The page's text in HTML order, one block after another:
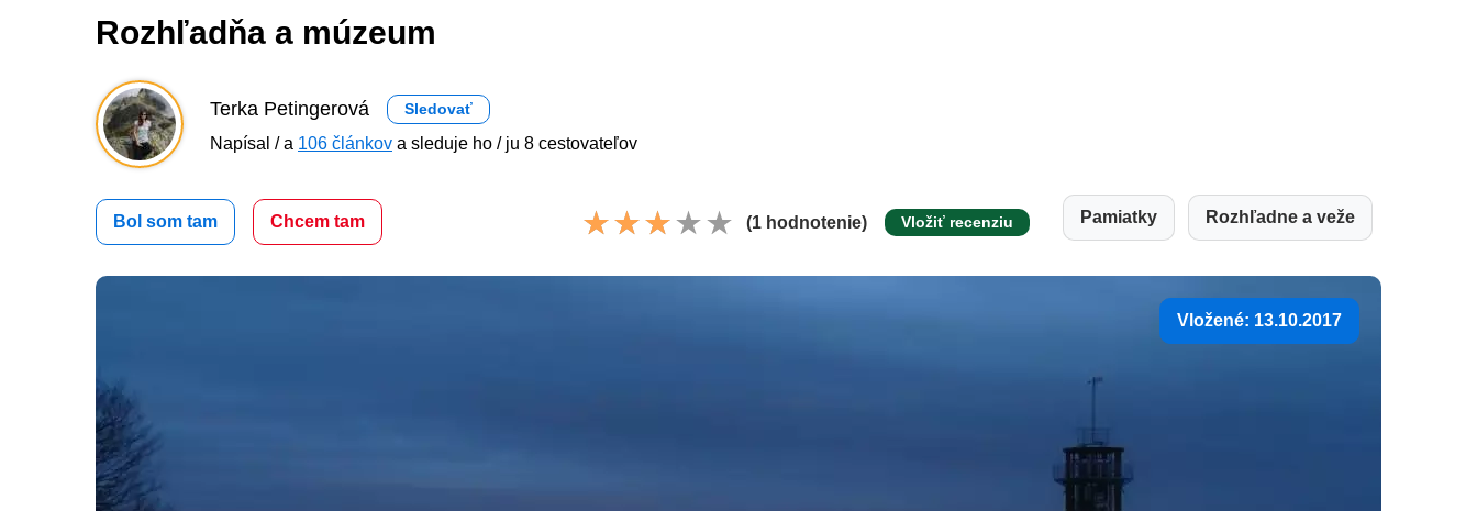
Rozhľadňa a múzeum
Terka Petingerová Sledovať
Napísal / a 106 článkov a sleduje ho / ju 8 cestovateľov
Bol som tam Chcem tam (1 hodnotenie) Vložiť recenziu Pamiatky Rozhľadne a veže
Vložené: 13.10.2017